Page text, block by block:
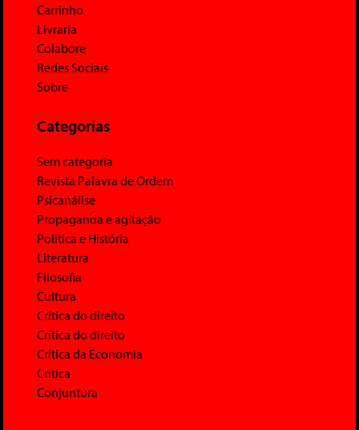
Carrinho
Livraria
Colabore
Redes Sociais
Sobre
Categorias
Sem categoria
Revista Palavra de Ordem
Psicanálise
Propaganda e agitação
Política e História
Literatura
Filosofia
Cultura
Crítica do direito
Crítica do direito
Crítica da Economia
Crítica
Conjuntura